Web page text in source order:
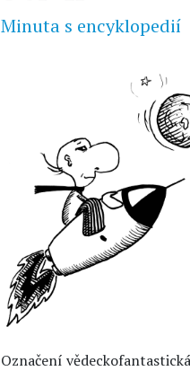
Minuta s encyklopedií
Označení